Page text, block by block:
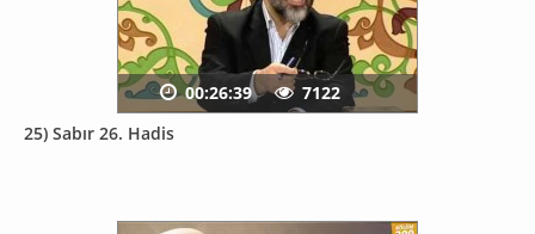
25) Sabır 26. Hadis
00:26:39 7122